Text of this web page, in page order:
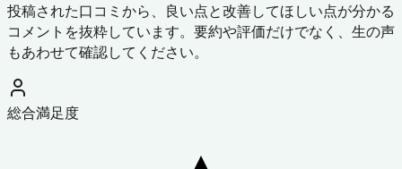
投稿された口コミから、良い点と改善してほしい点が分かる
コメントを抜粋しています。要約や評価だけでなく、生の声
もあわせて確認してください。
総合満足度